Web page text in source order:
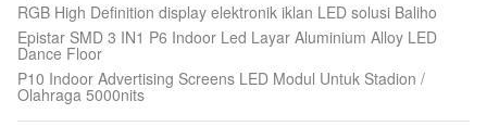
RGB High Definition display elektronik iklan LED solusi Baliho
Epistar SMD 3 IN1 P6 Indoor Led Layar Aluminium Alloy LED
Dance Floor
P10 Indoor Advertising Screens LED Modul Untuk Stadion /
Olahraga 5000nits